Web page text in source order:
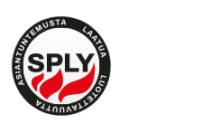
sisältöön